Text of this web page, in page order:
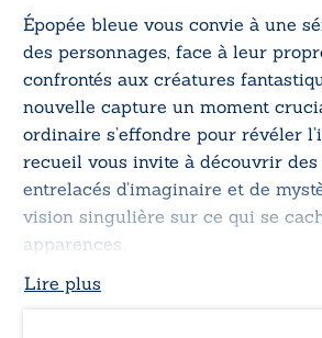
Épopée bleue vous convie à une
des personnages, face à leur
confrontés aux créatures
nouvelle capture un moment
ordinaire s’effondre pour révéler
recueil vous invite à découvrir des
entrelacés d’imaginaire et de
vision singulière sur ce qui se
apparences.
Lire plus